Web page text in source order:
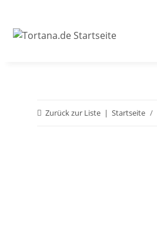
Zurück zur Liste Startseite